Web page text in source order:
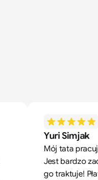
Yuri Simjak
Mój tata
Jest bardzo
go traktuje!